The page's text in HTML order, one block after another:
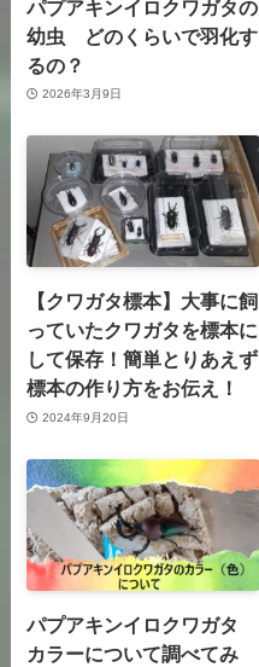
パプアキンイロクワガタの
幼虫 どのくらいで羽化す
るの？
2026年3月9日
【クワガタ標本】大事に飼
っていたクワガタを標本に
して保存！簡単とりあえず
標本の作り方をお伝え！
2024年9月20日
パプアキンイロクワガタ
カラーについて調べてみ